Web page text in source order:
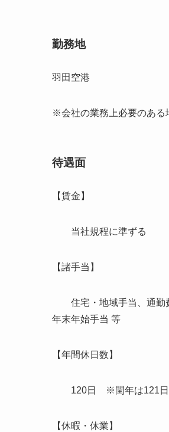
勤務地
羽田空港
※会社の業務上必要のある
待遇面
【賃金】
当社規程に準ずる
【諸手当】
住宅・地域手当、通勤費
年末年始手当 等
【年間休日数】
120日 ※閏年は121日
【休暇・休業】